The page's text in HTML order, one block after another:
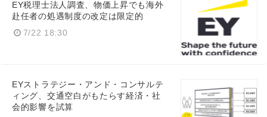
EY税理士法人調査、物価上昇でも海外
赴任者の処遇制度の改定は限定的
7/22 18:30
EYストラテジー・アンド・コンサルテ
ィング、交通空白がもたらす経済・社
会的影響を試算